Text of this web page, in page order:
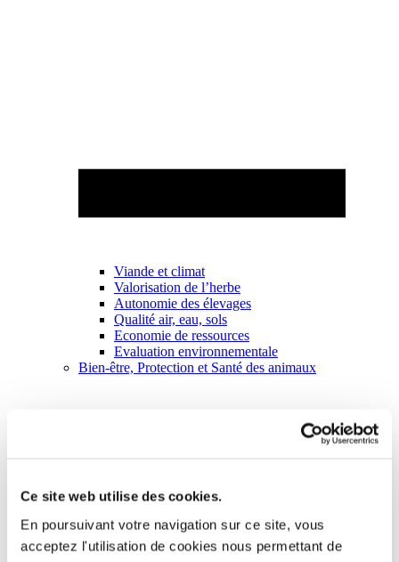
Ce site web utilise des cookies.
En poursuivant votre navigation sur ce site, vous
acceptez l'utilisation de cookies nous permettant de
Viande et climat
Valorisation de l’herbe
Autonomie des élevages
Qualité air, eau, sols
Economie de ressources
Evaluation environnementale
Bien-être, Protection et Santé des animaux